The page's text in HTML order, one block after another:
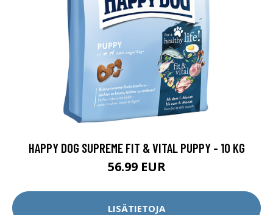
HAPPY DOG SUPREME FIT & VITAL PUPPY - 10 KG
56.99 EUR
LISÄTIETOJA